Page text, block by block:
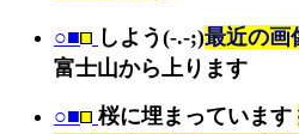
○■ しよう(-.-;)最近の画
富士山から上ります
○■ 桜に埋まっています